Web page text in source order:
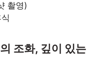
촬영)
조화, 깊이 있는